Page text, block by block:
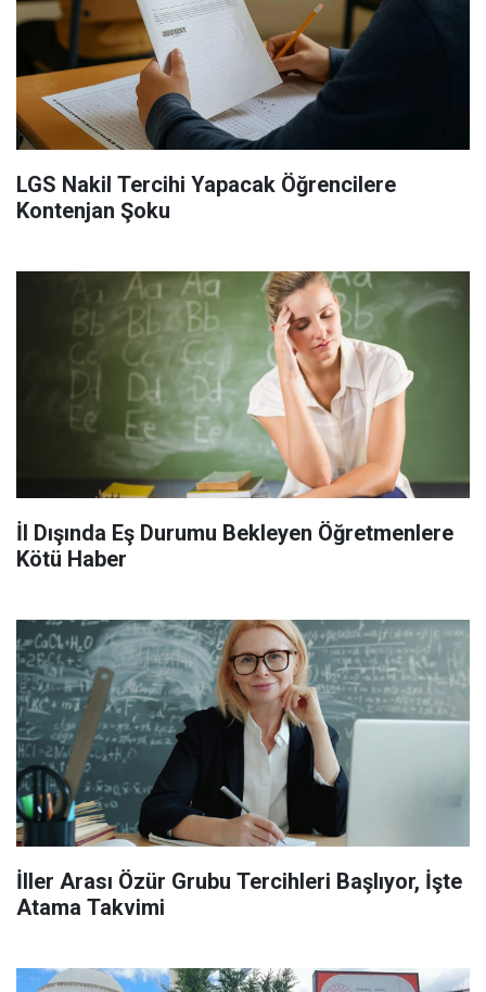
LGS Nakil Tercihi Yapacak Öğrencilere
Kontenjan Şoku
İl Dışında Eş Durumu Bekleyen Öğretmenlere
Kötü Haber
İller Arası Özür Grubu Tercihleri Başlıyor, İşte
Atama Takvimi